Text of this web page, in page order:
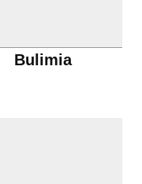
Bulimia